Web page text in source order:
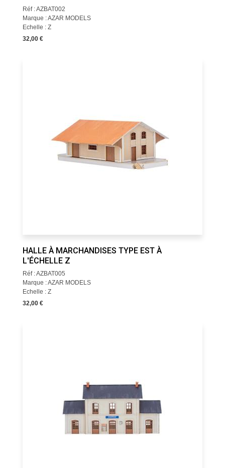
Réf : AZBAT002
Marque : AZAR MODELS
Echelle : Z
32,00 €
HALLE À MARCHANDISES TYPE EST À
L'ÉCHELLE Z
Réf : AZBAT005
Marque : AZAR MODELS
Echelle : Z
32,00 €